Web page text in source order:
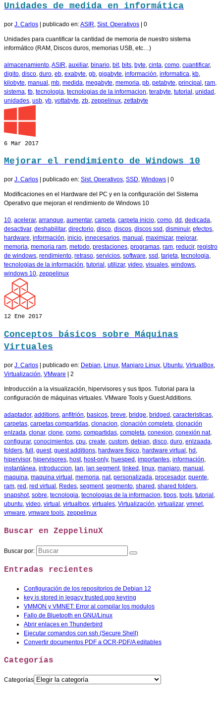
Unidades de medida en informática
por J. Carlos | publicado en:ASIR Sist. Operativos | 0
Unidades para cuantificar la cantidad de memoria de nuestro sistema
informático (RAM, Discos duros, memorias USB, etc…)
almacenamiento ASIR auxiliar, binario bit, bits byte cinta como cuantificar,
digito disco duro eb exabyte gb gigabyte información informatica kb
kilobyte manual mb medida megabyte memoria pb petabyte principal ram
sistema tb tecnologia tecnologias de la informacion terabyte tutorial unidad
unidades usb yb yottabyte zb zeppelinux zettabyte
6 Mar 2017
Mejorar el rendimiento de Windows 10
por J. Carlos publicado en: Sist. Operativos, SSD, Windows 0
Modificaciones en el Hardware del PC y en la configuración del Sistema
Operativo que mejoran el rendimiento de Windows 10
10, acelerar, arranque, aumentar, carpeta, carpeta inicio, como, dd , dedicada,
desactivar, deshabilitar, directorio, disco, discos, discos ssd , disminuir, efectos,
hardware, información, inicio, innecesarios, manual , maximizar, mejorar,
memoria, memoria ram, metodo, prestaciones, programas, ram, reducir, registro
de windows, rendimiento, retraso, servicios, software, ssd , tarjeta, tecnologia,
tecnologias de la información, tutorial , utilizar, video, visuales, windows,
windows 10, zeppelinux
12 Ene 2017
Conceptos básicos sobre Máquinas
Virtuales
por J. Carlos publicado en: Debian, Linux, Manjaro Linux, Ubuntu, VirtualBox,
Virtualización, VMware 2
Introducción a la visualización, hipervisores y sus tipos. Tutorial para la
configuración de máquinas virtuales. VMware Tools y Guest Additions.
adaptador, additions, anfitrión, basicos, breve, bridge, bridged , caracteristicas,
carpetas, carpetas compartidas, clonacion, clonación completa, clonación
enlzada, clonar, clone, como, compartidas, completa, conexion, conexión nat,
configurar, conocimientos, cpu, create, custom, debian, disco, duro, enlzaada,
folders, full , guest, guest additions, hardware físico, hardware virtual , hd ,
hipervisor, hipervisores, host, host-only, huesped , importantes, información,
instantánea, introduccion, lan, lan segment, linked , linux, manjaro, manual ,
maquina, maquina virtual , memoria, nat, personalizada, procesador, puente,
ram, red , red virtual , Redes, segment, segmento, shared , shared folders,
snapshot, sobre, tecnologia, tecnologias de la informacion, tipos, tools, tutorial ,
ubuntu, video, virtual , virtualbox, virtuales, Virtualización, virtualizar, vmnet,
vmware, vmware tools, zeppelinux
Buscar en ZeppelinuX
Buscar por:
Entradas recientes
Configuración de los repositorios de Debian 12
key is stored in legacy trusted.gpg keyring
VMMON y VMNET: Error al compilar los modulos
Fallo de Bluetooth en GNU/Linux
Abrir enlaces en Thunderbird
Ejecutar comandos con ssh (Secure Shell)
Convertir documentos PDF a OCR-PDF/A editables
Categorías
Categorías